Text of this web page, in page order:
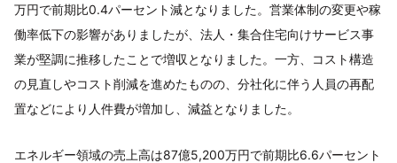
万円で前期比0.4パーセント減となりました。営業体制の変更や稼
働率低下の影響がありましたが、法人・集合住宅向けサービス事
業が堅調に推移したことで増収となりました。一方、コスト構造
の見直しやコスト削減を進めたものの、分社化に伴う人員の再配
置などにより人件費が増加し、減益となりました。
エネルギー領域の売上高は87億5,200万円で前期比6.6パーセント